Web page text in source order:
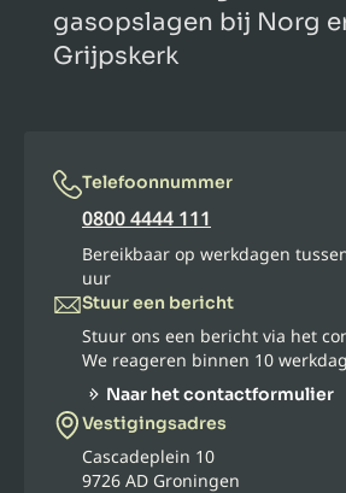
gasopslagen bij Norg
Grijpskerk
Telefoonnummer
0800 4444 111
Bereikbaar op werkdagen
uur
Stuur een bericht
Stuur ons een bericht via het
We reageren binnen 10
Naar het contactformulier
Vestigingsadres
Cascadeplein 10
9726 AD Groningen